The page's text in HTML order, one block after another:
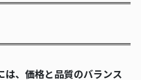
は、価格と品質のバランス